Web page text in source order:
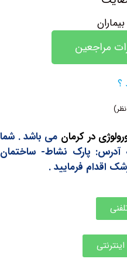
کرمان می باشد . شما
پارک نشاط- ساختمان
فرمایید .